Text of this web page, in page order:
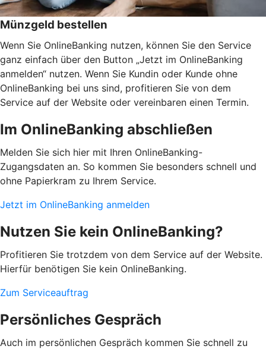
Münzgeld bestellen
Wenn Sie OnlineBanking nutzen, können Sie den Service
ganz einfach über den Button „Jetzt im OnlineBanking
anmelden“ nutzen. Wenn Sie Kundin oder Kunde ohne
OnlineBanking bei uns sind, profitieren Sie von dem
Service auf der Website oder vereinbaren einen Termin.
Im OnlineBanking abschließen
Melden Sie sich hier mit Ihren OnlineBanking-
Zugangsdaten an. So kommen Sie besonders schnell und
ohne Papierkram zu Ihrem Service.
Jetzt im OnlineBanking anmelden
Nutzen Sie kein OnlineBanking?
Profitieren Sie trotzdem von dem Service auf der Website.
Hierfür benötigen Sie kein OnlineBanking.
Zum Serviceauftrag
Persönliches Gespräch
Auch im persönlichen Gespräch kommen Sie schnell zu